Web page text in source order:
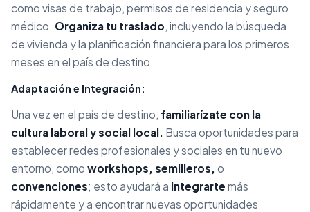
como visas de trabajo, permisos de residencia y seguro
médico. Organiza tu traslado, incluyendo la búsqueda
de vivienda y la planificación financiera para los primeros
meses en el país de destino.
Adaptación e Integración:
Una vez en el país de destino, familiarízate con la
cultura laboral y social local. Busca oportunidades para
establecer redes profesionales y sociales en tu nuevo
entorno, como workshops, semilleros, o
convenciones; esto ayudará a integrarte más
rápidamente y a encontrar nuevas oportunidades